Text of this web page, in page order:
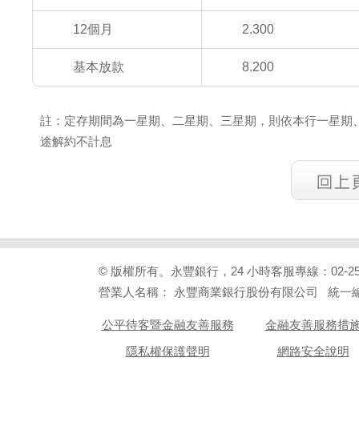
12個月 2.300
基本放款 8.200
註：定存期間為一星期、二星期、三星期，則依本行一星
途解約不計息
© 版權所有。永豐銀行，24 小時客服專線：02-
營業人名稱： 永豐商業銀行股份有限公司 統一
公平待客暨金融友善服務
金融友善服務措
隱私權保護聲明
網路安全說明